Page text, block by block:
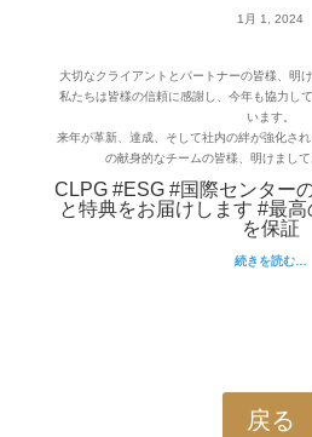
1月 1, 2024
大切なクライアントとパートナーの皆様、明
私たちは皆様の信頼に感謝し、今年も協力し
います。
来年が革新、達成、そして社内の絆が強化さ
の献身的なチームの皆様、明けまし
CLPG #ESG #国際センター
と特典をお届けします #最
を保証
続きを読む…
戻る